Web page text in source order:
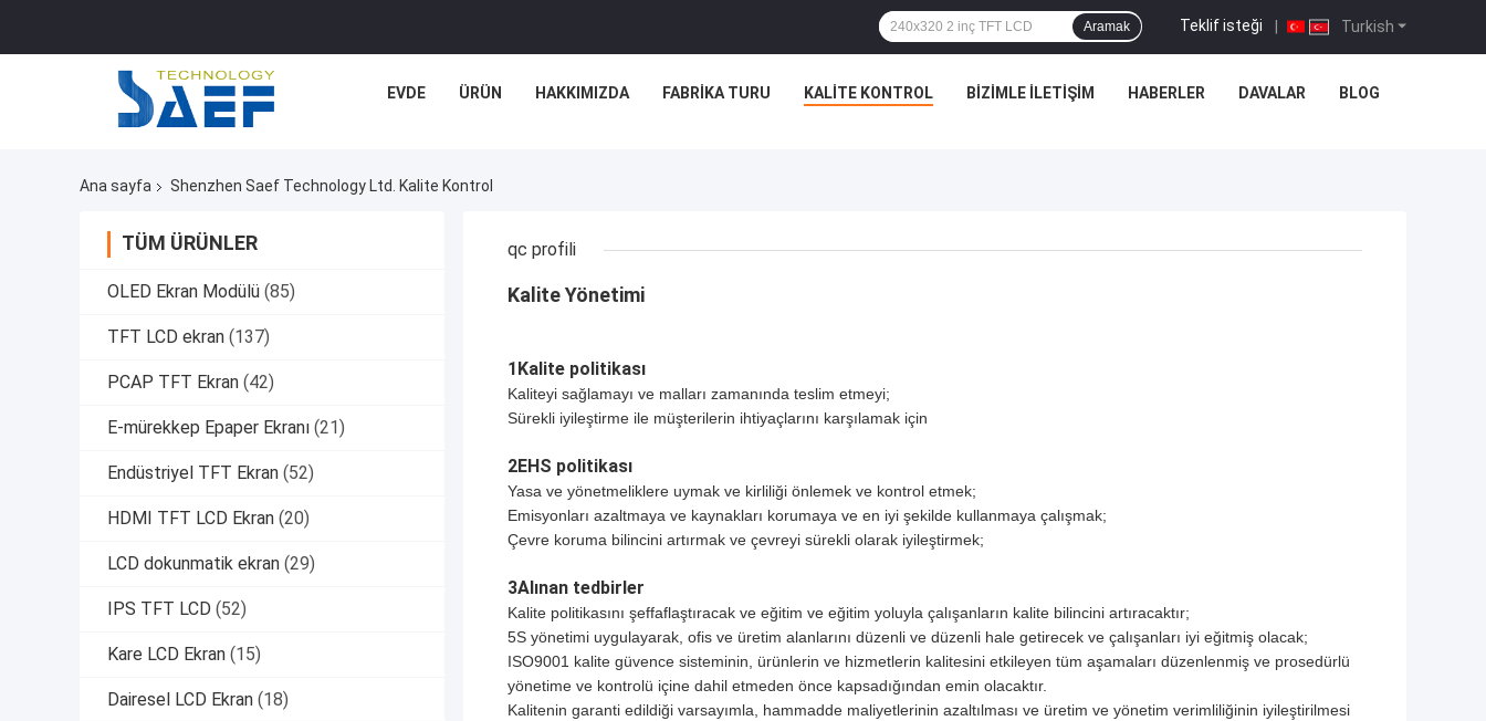
Turkish
Teklif isteği |
Aramak
EVDE ÜRÜN HAKKIMIZDA FABRIKA TURU KALITE KONTROL BIZIMLE İLETIŞIM HABERLER DAVALAR BLOG
Ana sayfa Shenzhen Saef Technology Ltd. Kalite Kontrol
TÜM ÜRÜNLER
OLED Ekran Modülü (85)
TFT LCD ekran (137)
PCAP TFT Ekran (42)
E-mürekkep Epaper Ekranı (21)
Endüstriyel TFT Ekran (52)
HDMI TFT LCD Ekran (20)
LCD dokunmatik ekran (29)
IPS TFT LCD (52)
Kare LCD Ekran (15)
Dairesel LCD Ekran (18)
qc profili
Kalite Yönetimi
1Kalite politikası
Kaliteyi sağlamayı ve malları zamanında teslim etmeyi;
Sürekli iyileştirme ile müşterilerin ihtiyaçlarını karşılamak için
2EHS politikası
Yasa ve yönetmeliklere uymak ve kirliliği önlemek ve kontrol etmek;
Emisyonları azaltmaya ve kaynakları korumaya ve en iyi şekilde kullanmaya çalışmak;
Çevre koruma bilincini artırmak ve çevreyi sürekli olarak iyileştirmek;
3Alınan tedbirler
Kalite politikasını şeffaflaştıracak ve eğitim ve eğitim yoluyla çalışanların kalite bilincini artıracaktır;
5S yönetimi uygulayarak, ofis ve üretim alanlarını düzenli ve düzenli hale getirecek ve çalışanları iyi eğitmiş olacak;
ISO9001 kalite güvence sisteminin, ürünlerin ve hizmetlerin kalitesini etkileyen tüm aşamaları düzenlenmiş ve prosedürlü
yönetime ve kontrolü içine dahil etmeden önce kapsadığından emin olacaktır.
Kalitenin garanti edildiği varsayımla, hammadde maliyetlerinin azaltılması ve üretim ve yönetim verimliliğinin iyileştirilmesi